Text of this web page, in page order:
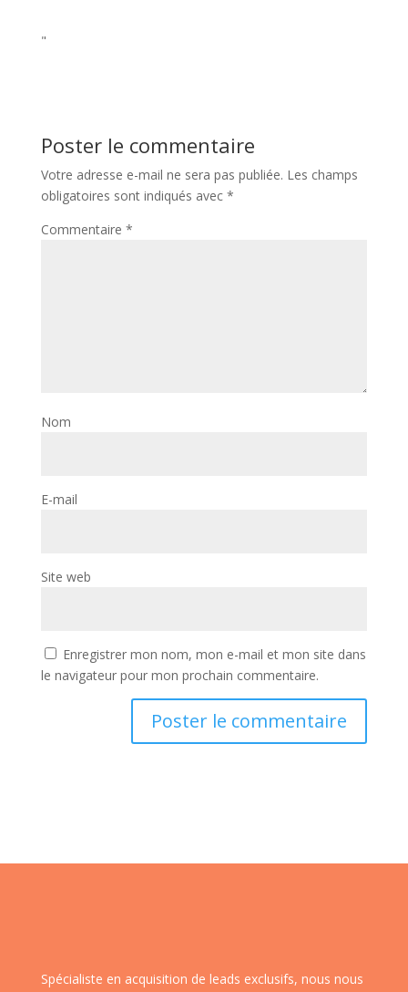
"
Poster le commentaire
Votre adresse e-mail ne sera pas publiée. Les champs
obligatoires sont indiqués avec *
Commentaire *
Nom
E-mail
Site web
Enregistrer mon nom, mon e-mail et mon site dans
le navigateur pour mon prochain commentaire.
Spécialiste en acquisition de leads exclusifs, nous nous